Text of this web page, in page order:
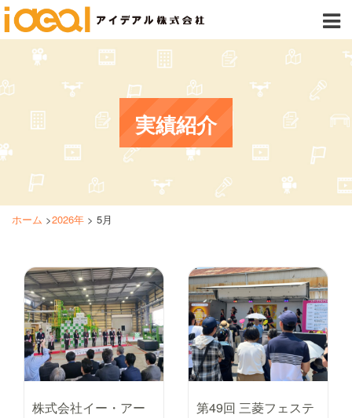
実績紹介
ホーム >2026年 > 5月
株式会社イー・アー
第49回 三菱フェステ